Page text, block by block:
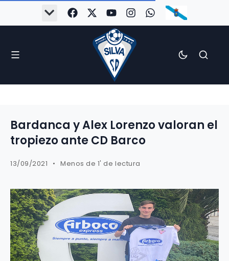
Bardanca y Alex Lorenzo valoran el
tropiezo ante CD Barco
13/09/2021 Menos de 1' de lectura